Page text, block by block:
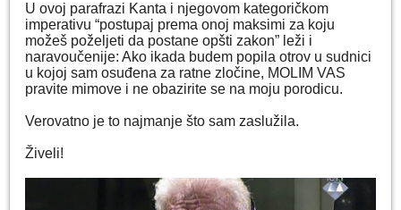
U ovoj parafrazi Kanta i njegovom kategoričkom
imperativu “postupaj prema onoj maksimi za koju
možeš poželjeti da postane оpšti zakon” leži i
naravoučenije: Ako ikada budem popila otrov u sudnici
u kojoj sam osuđena za ratne zločine, MOLIM VAS
pravite mimove i ne obazirite se na moju porodicu.
Verovatno je to najmanje što sam zaslužila.
Živeli!